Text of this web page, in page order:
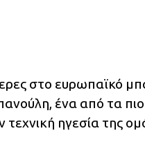
στο ευρωπαϊκό
ένα από τα
ηγεσία της